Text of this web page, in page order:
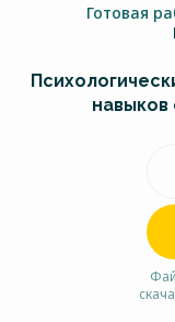
Готовая
навыков